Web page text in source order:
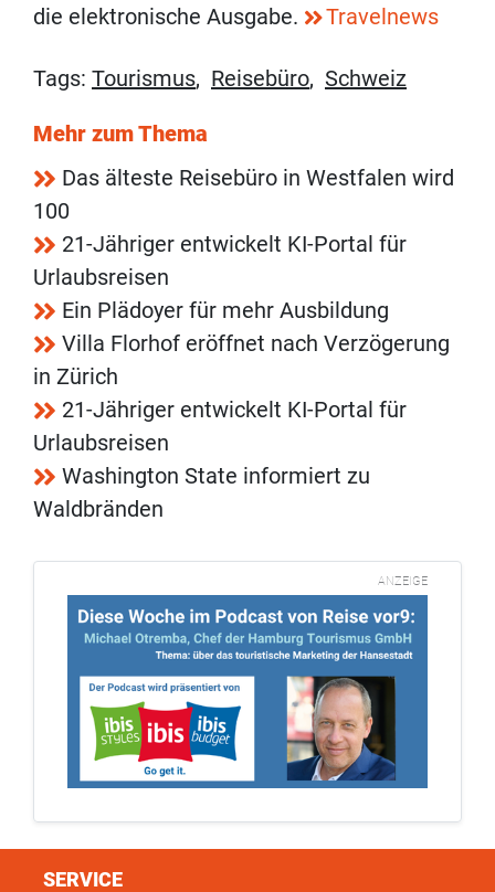
die elektronische Ausgabe.
Travelnews
Tags: Tourismus, Reisebüro, Schweiz
Mehr zum Thema
Das älteste Reisebüro in Westfalen wird
100
21-Jähriger entwickelt KI-Portal für
Urlaubsreisen
Ein Plädoyer für mehr Ausbildung
Villa Florhof eröffnet nach Verzögerung
in Zürich
21-Jähriger entwickelt KI-Portal für
Urlaubsreisen
Washington State informiert zu
Waldbränden
ANZEIGE
SERVICE